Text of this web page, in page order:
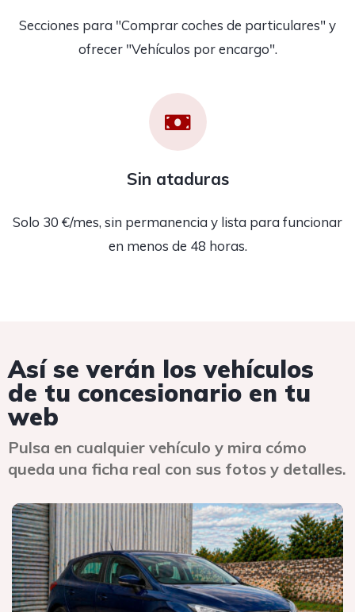
Secciones para "Comprar coches de particulares" y
ofrecer "Vehículos por encargo".
Sin ataduras
Solo 30 €/mes, sin permanencia y lista para funcionar
en menos de 48 horas.
Así se verán los vehículos
de tu concesionario en tu
web
Pulsa en cualquier vehículo y mira cómo
queda una ficha real con sus fotos y detalles.